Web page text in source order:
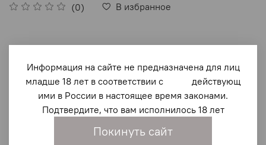
(0) В избранное
Описание
В восьмую книгу серии «Блокада глазами очевидцев»
Информация на сайте не предназначена для лиц
младше 18 лет в соответствии с действующ
ими в России в настоящее время законами.
Подтвердите, что вам исполнилось 18 лет
Покинуть сайт